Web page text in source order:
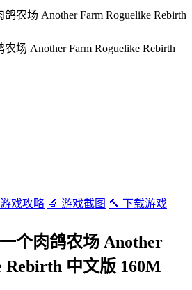
场 Another Farm Roguelike Rebirth
戏攻略 🔬 游戏截图 🔨 下载游戏
个肉鸽农场 Another
Rebirth 中文版 160M